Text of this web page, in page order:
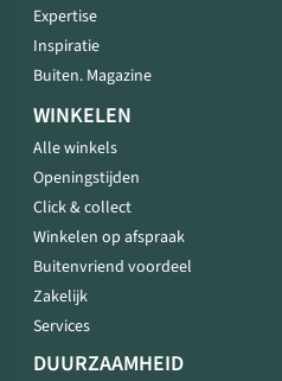
Expertise
Inspiratie
Buiten. Magazine
WINKELEN
Alle winkels
Openingstijden
Click & collect
Winkelen op afspraak
Buitenvriend voordeel
Zakelijk
Services
DUURZAAMHEID